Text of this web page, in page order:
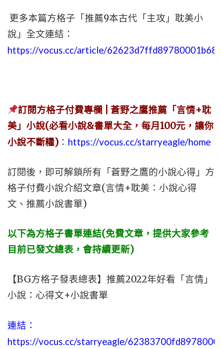
更多本篇方格子「推薦9本古代「主攻」耽美小
說」全文連結：
https://vocus.cc/article/
訂閱方格子付費專欄 | 蒼野之鷹推薦「言情+耽
美」小說(必看小說&書單大全，每月100元，讓你
小說不斷糧) ： https://vocus.cc/starryeagle/home
訂閱後，即可解鎖所有「蒼野之鷹的小說心得」方
格子付費小說介紹文章(言情+耽美：小說心得
文、推薦小說書單)
以下為方格子書單連結(免費文章，提供大家參考
目前已發文總表，會持續更新)
【BG方格子發表總表】推薦2022年好看「言情」
小說：心得文+小說書單
連結：
https://vocus.cc/starryeagle/